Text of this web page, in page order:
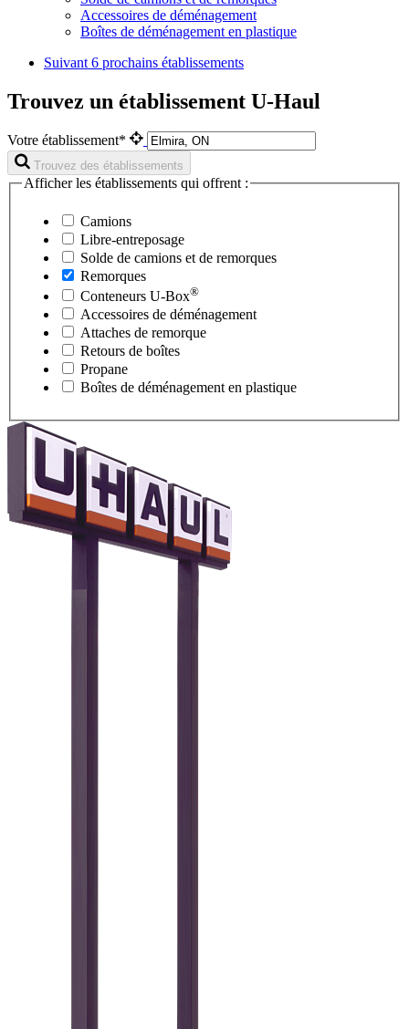
Accessoires de déménagement
Boîtes de déménagement en plastique
Suivant 6 prochains établissements
Trouvez un établissement U-Haul
Votre établissement*
Trouvez des établissements
Afficher les établissements qui offrent :
Camions
Libre-entreposage
Solde de camions et de remorques
Remorques
Conteneurs U-Box®
Accessoires de déménagement
Attaches de remorque
Retours de boîtes
Propane
Boîtes de déménagement en plastique